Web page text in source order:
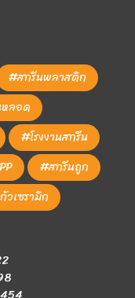
#สกรีนพลาสติก
ลอด
#โรงงานสกรีน
#สกรีนถูก
วเซรามิก